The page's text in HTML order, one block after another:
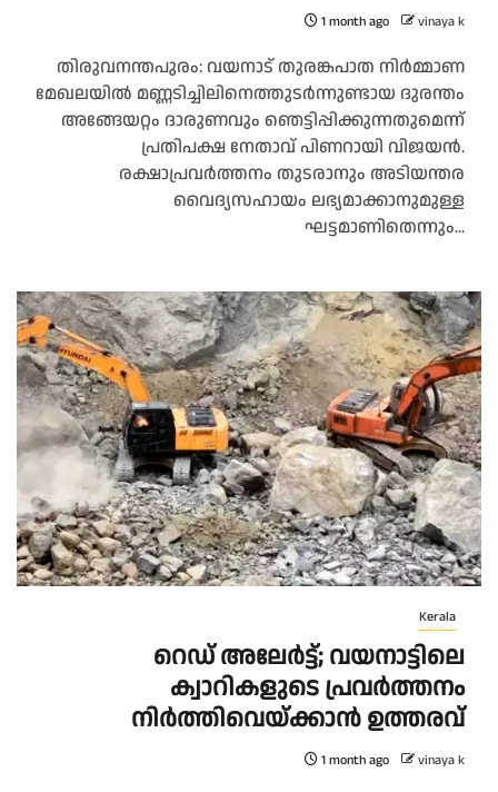
1 month ago vinaya k
തിരുവനന്തപുരം: വയനാട് തുരങ്കപാത നിര്‍മ്മാണ
മേഖലയില്‍ മണ്ണടിച്ചിലിനെത്തുടര്‍ന്നുണ്ടായ ദുരന്തം
അങ്ങേയറ്റം ദാരുണവും ഞെട്ടിപ്പിക്കുന്നതുമെന്ന്
പ്രതിപക്ഷ നേതാവ് പിണറായി വിജയന്‍.
രക്ഷാപ്രവര്‍ത്തനം തുടരാനും അടിയന്തര
വൈദ്യസഹായം ലഭ്യമാക്കാനുമുള്ള
ഘട്ടമാണിതെന്നും...
Kerala
റെഡ് അലേർട്ട്; വയനാട്ടിലെ
ക്വാറികളുടെ പ്രവർത്തനം
നിർത്തിവെയ്ക്കാൻ ഉത്തരവ്
1 month ago vinaya k